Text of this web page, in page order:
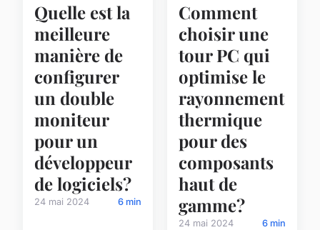
Quelle est la
meilleure
manière de
configurer
un double
moniteur
pour un
développeur
de logiciels?
24 mai 2024 6 min
Comment
choisir une
tour PC qui
optimise le
rayonnement
thermique
pour des
composants
haut de
gamme?
24 mai 2024 6 min